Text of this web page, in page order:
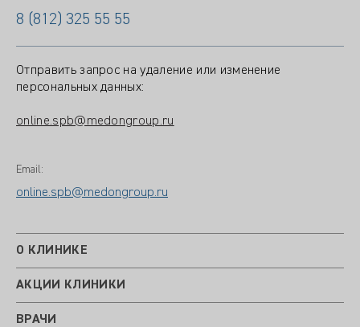
8 (812) 325 55 55
Отправить запрос на удаление или изменение
персональных данных:
online.spb@medongroup.ru
Email:
online.spb@medongroup.ru
О КЛИНИКЕ
АКЦИИ КЛИНИКИ
ВРАЧИ